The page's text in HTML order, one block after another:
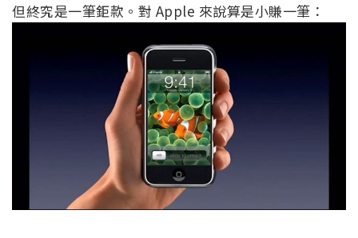
但終究是一筆鉅款。對 Apple 來說算是小賺一筆：